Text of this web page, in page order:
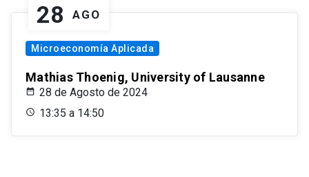
28 AGO
Microeconomía Aplicada
Mathias Thoenig, University of Lausanne
28 de Agosto de 2024
13:35 a 14:50